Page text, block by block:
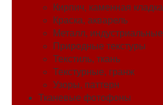
Кирпич, каменная кладка
Краска, акварель
Металл, индустриальные
Природные текстуры
Текстиль, ткань
Текстурные, гранж
Узоры, паттерн
Тканевые фотофоны